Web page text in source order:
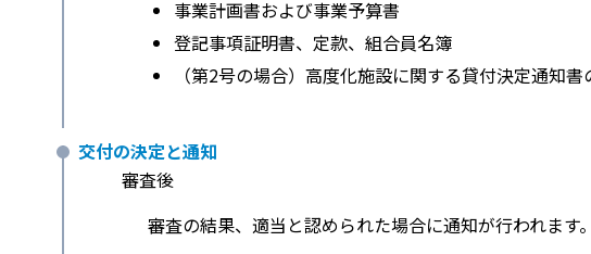
事業計画書および事業予算書
登記事項証明書、定款、組合員名簿
（第2号の場合）高度化施設に関する貸付決定通知書
交付の決定と通知
審査後
審査の結果、適当と認められた場合に通知が行われます。